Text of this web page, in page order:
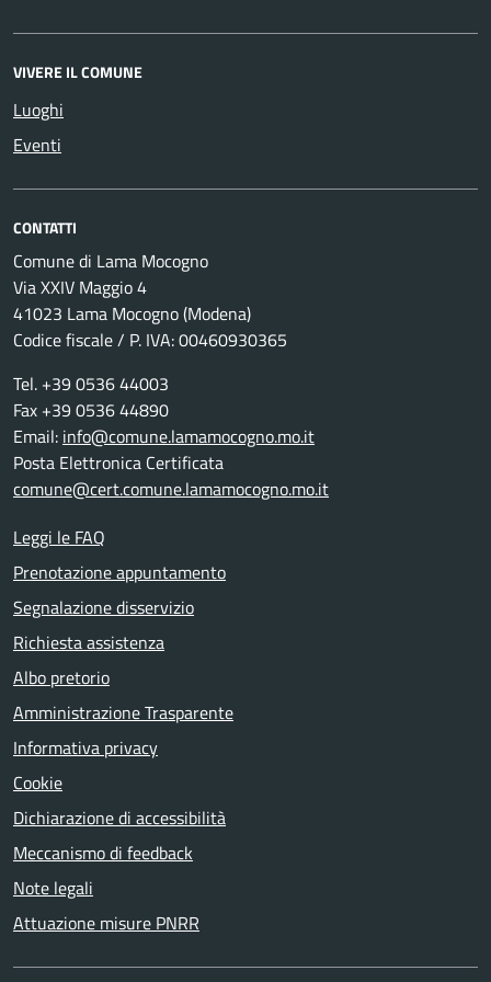
VIVERE IL COMUNE
Luoghi
Eventi
CONTATTI
Comune di Lama Mocogno
Via XXIV Maggio 4
41023 Lama Mocogno (Modena)
Codice fiscale / P. IVA: 00460930365
Tel. +39 0536 44003
Fax +39 0536 44890
Email: info@comune.lamamocogno.mo.it
Posta Elettronica Certificata
comune@cert.comune.lamamocogno.mo.it
Leggi le FAQ
Prenotazione appuntamento
Segnalazione disservizio
Richiesta assistenza
Albo pretorio
Amministrazione Trasparente
Informativa privacy
Cookie
Dichiarazione di accessibilità
Meccanismo di feedback
Note legali
Attuazione misure PNRR